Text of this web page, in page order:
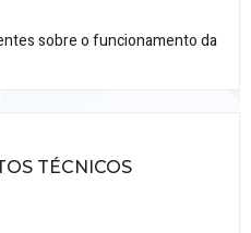
sobre o funcionamento da
TÉCNICOS